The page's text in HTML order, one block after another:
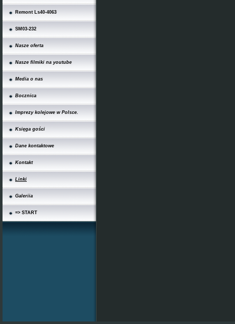
Remont Ls40-4063
SM03-232
Nasze oferta
Nasze filmiki na youtube
Media o nas
Bocznica
Imprezy kolejowe w Polsce.
Księga gości
Dane kontaktowe
Kontakt
Linki
Galeriia
=> START